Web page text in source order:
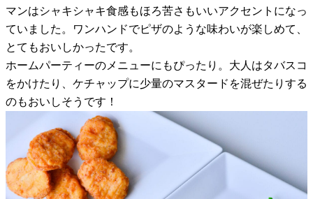
マンはシャキシャキ食感もほろ苦さもいいアクセントになっ
ていました。ワンハンドでピザのような味わいが楽しめて、
とてもおいしかったです。
ホームパーティーのメニューにもぴったり。大人はタバスコ
をかけたり、ケチャップに少量のマスタードを混ぜたりする
のもおいしそうです！